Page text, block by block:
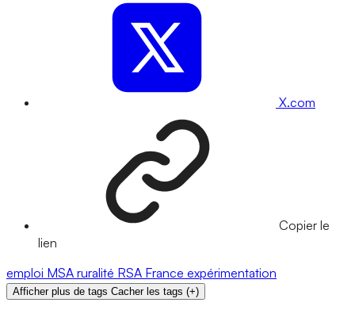
X.com
Copier le
lien
emploi MSA ruralité RSA France expérimentation
Afficher plus de tags Cacher les tags (+)